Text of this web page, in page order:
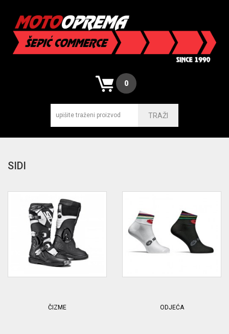
0
TRAŽI
SIDI
ČIZME ODJEĆA